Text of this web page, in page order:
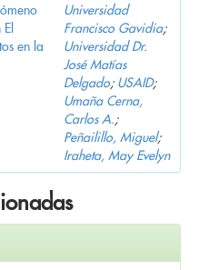
en la
Universidad
Francisco Gavidia;
Universidad Dr.
José Matías
Delgado; USAID;
Umaña Cerna,
Carlos A.;
Peñailillo, Miguel;
Iraheta, May Evelyn